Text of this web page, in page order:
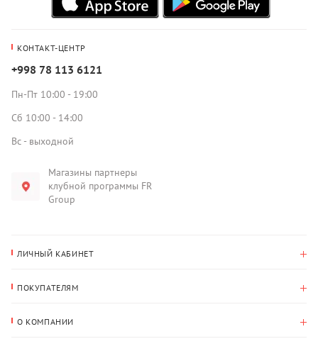
КОНТАКТ-ЦЕНТР
+998 78 113 6121
Пн-Пт 10:00 - 19:00
Сб 10:00 - 14:00
Вс - выходной
Магазины партнеры
клубной программы FR
Group
ЛИЧНЫЙ КАБИНЕТ
Адрес для доставки
ПОКУПАТЕЛЯМ
О КОМПАНИИ